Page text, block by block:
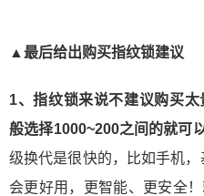
▲最后给出购买指纹锁建议
1、指纹锁来说不建议购买
般选择1000~200之间的就可
级换代是很快的，比如手机
会更好用，更智能、更安全